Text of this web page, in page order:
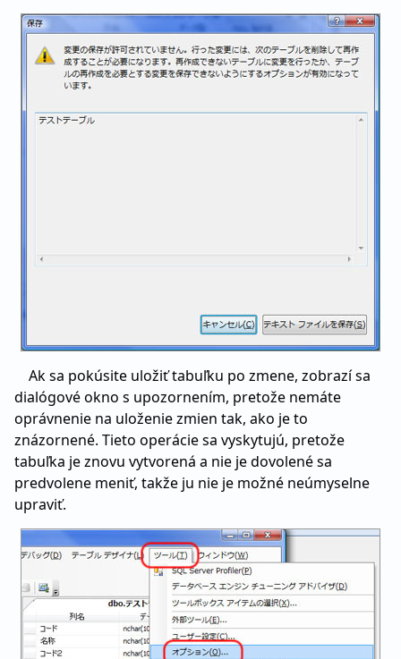
Ak sa pokúsite uložiť tabuľku po zmene, zobrazí sa
dialógové okno s upozornením, pretože nemáte
oprávnenie na uloženie zmien tak, ako je to
znázornené. Tieto operácie sa vyskytujú, pretože
tabuľka je znovu vytvorená a nie je dovolené sa
predvolene meniť, takže ju nie je možné neúmyselne
upraviť.